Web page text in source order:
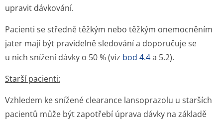
upravit dávkování.
Pacienti se středně těžkým nebo těžkým onemocněním
jater mají být pravidelně sledování a doporučuje se
u nich snížení dávky o 50 % (viz bod 4.4a 5.2).
Starší pacienti:
Vzhledem ke snížené clearance lansoprazolu u starších
pacientů může být zapotřebí úprava dávky na základě